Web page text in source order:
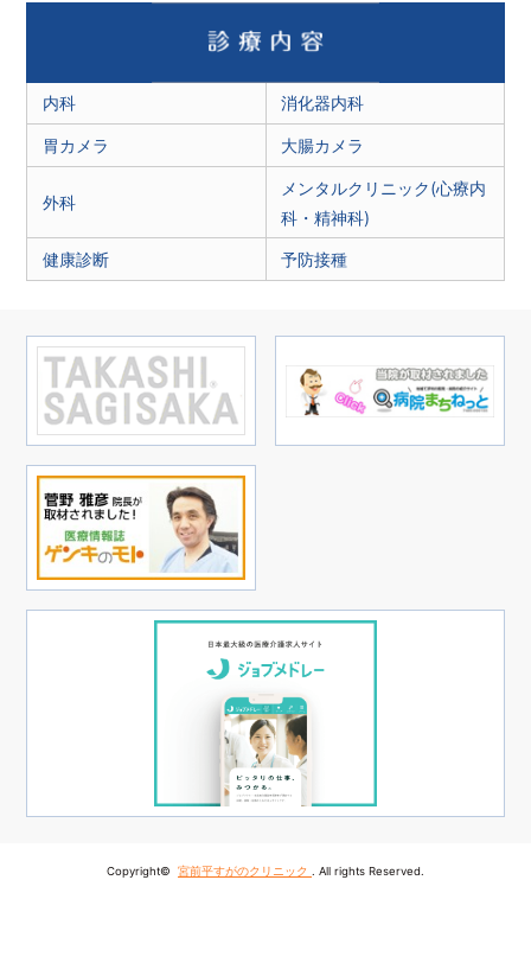
内科 消化器内科
胃カメラ 大腸カメラ
外科
メンタルクリニック(心療内
科・精神科)
健康診断 予防接種
Copyright© 宮前平すがのクリニック . All rights Reserved.